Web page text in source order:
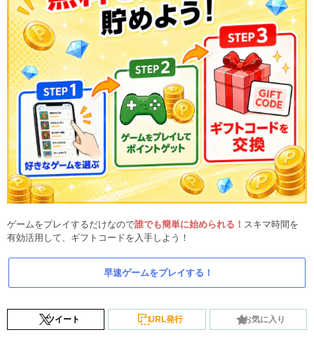
ゲームをプレイするだけなので誰でも簡単に始められる！ スキマ時間を
有効活用して、ギフトコードを入手しよう！
早速ゲームをプレイする！
ツイート URL発行 お気に入り